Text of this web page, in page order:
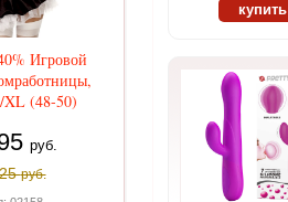
Игровой
XL (48-50)
руб.
руб.
купить